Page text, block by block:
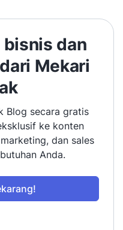
dan
Mekari
Blog secara gratis
ke konten
dan sales
Anda.